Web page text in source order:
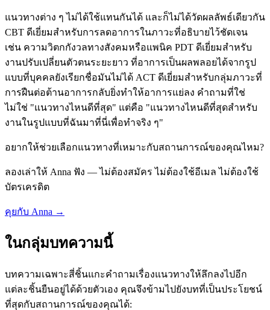
แนวทางต่าง ๆ ไม่ได้ใช้แทนกันได้ และก็ไม่ได้วัดผลลัพธ์เดียวกัน
CBT ดีเยี่ยมสำหรับการลดอาการในภาวะที่อธิบายไว้ชัดเจน
เช่น ความวิตกกังวลทางสังคมหรือแพนิค PDT ดีเยี่ยมสำหรับ
งานปรับเปลี่ยนตัวตนระยะยาว ที่อาการเป็นผลพลอยได้จากรูป
แบบที่บุคคลยังเรียกชื่อมันไม่ได้ ACT ดีเยี่ยมสำหรับกลุ่มภาวะที่
การฝืนต่อต้านอาการกลับยิ่งทำให้อาการแย่ลง คำถามที่ใช่
ไม่ใช่ "แนวทางไหนดีที่สุด" แต่คือ "แนวทางไหนดีที่สุดสำหรับ
งานในรูปแบบที่ฉันมาที่นี่เพื่อทำจริง ๆ"
อยากให้ช่วยเลือกแนวทางที่เหมาะกับสถานการณ์ของคุณไหม?
ลองเล่าให้ Anna ฟัง — ไม่ต้องสมัคร ไม่ต้องใช้อีเมล ไม่ต้องใช้
บัตรเครดิต
คุยกับ Anna →
ในกลุ่มบทความนี้
บทความเฉพาะสี่ชิ้นแกะคำถามเรื่องแนวทางให้ลึกลงไปอีก
แต่ละชิ้นยืนอยู่ได้ด้วยตัวเอง คุณจึงข้ามไปยังบทที่เป็นประโยชน์
ที่สุดกับสถานการณ์ของคุณได้: